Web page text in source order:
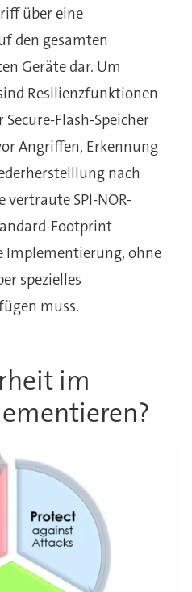
über eine
den gesamten
Geräte dar. Um
Resilienzfunktionen
Flash-Speicher
Angriffen, Erkennung
nach
vertraute SPI-NOR-
Footprint
Implementierung, ohne
spezielles
muss.
im